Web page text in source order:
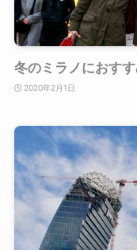
冬のミラノにおす
2020年2月1日